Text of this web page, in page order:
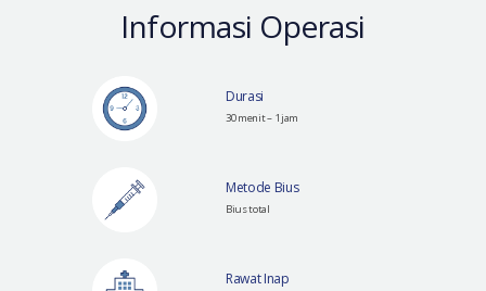
Informasi Operasi
Durasi
30 menit – 1 jam
Metode Bius
Bius total
Rawat Inap